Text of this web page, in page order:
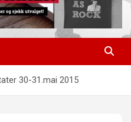
30-31.mai 2015